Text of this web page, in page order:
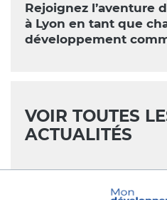
Rejoignez l’aventure
à Lyon en tant que
développement
VOIR TOUTES
ACTUALITÉS